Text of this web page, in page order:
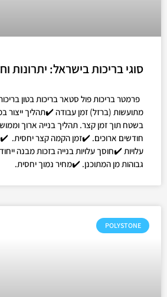
סוגי בריכות בישראל: יתרונות
פרמטר בריכות פול סטאר בריכות בטון
מתועשות (ברזל) זמן עבודה ✔️תהליך ייצור
בשטח תוך זמן קצר. תהליך בנייה ארוך
חודשים ארוכים. ✔️זמן הקמה קצר יחסית.
עלויות ✔️חוסך עלויות בנייה בזכות מבנה
גבוהות מן המתוכנן. ✔️מחיר נמוך יחסית.
POLYSTONE